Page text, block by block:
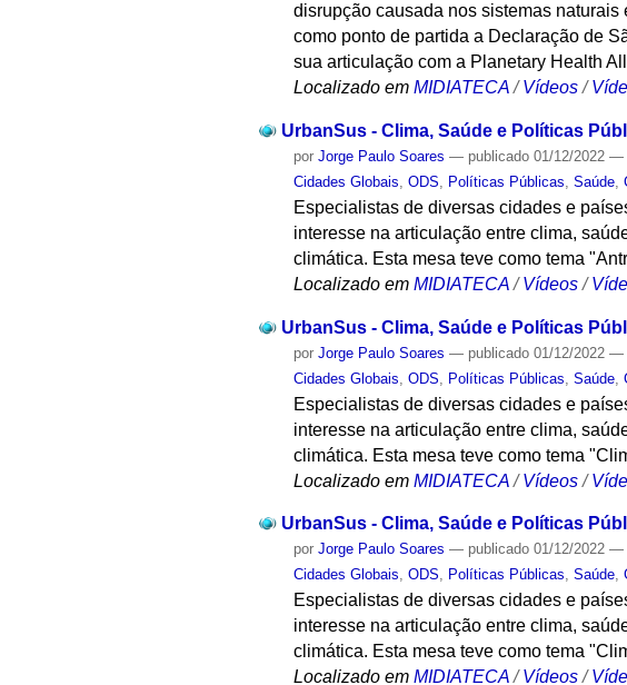
disrupção causada nos sistemas
como ponto de partida a Declaração de
sua articulação com a Planetary Health
Localizado em MIDIATECA /Vídeos /
UrbanSus - Clima, Saúde e Políticas
porJorge Paulo Soares — publicado 01/12/2022—
Cidades Globais ,ODS Políticas Públicas ,Saúde ,
Especialistas de diversas cidades e
interesse na articulação entre clima,
climática. Esta mesa teve como tema
Localizado em MIDIATECA /Vídeos /
UrbanSus - Clima, Saúde e Políticas
porJorge Paulo Soares — publicado 01/12/2022—
Cidades Globais ,ODS Políticas Públicas ,Saúde ,
Especialistas de diversas cidades e
interesse na articulação entre clima,
climática. Esta mesa teve como tema
Localizado em MIDIATECA /Vídeos /
UrbanSus - Clima, Saúde e Políticas
porJorge Paulo Soares — publicado 01/12/2022—
Cidades Globais,ODS, Políticas Públicas,Saúde,
Especialistas de diversas cidades e
interesse na articulação entre clima,
climática. Esta mesa teve como tema
Localizado em MIDIATECA /Vídeos /